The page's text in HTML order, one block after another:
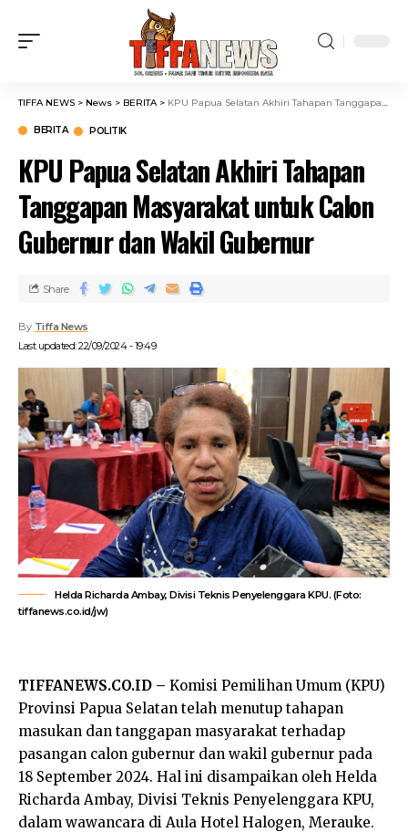
TIFFA NEWS > News > BERITA> KPU Papua Selatan Akhiri Tahapan Tanggapan Masyarakat untuk Calon Gubernur dan Wakil Gubernur
BERITA POLITIK
KPU Papua Selatan Akhiri Tahapan
Tanggapan Masyarakat untuk Calon
Gubernur dan Wakil Gubernur
Last updated: 22/09/2024 - 19:49
By Tiffa News
Share
Helda Richarda Ambay, Divisi Teknis Penyelenggara KPU. (Foto:
tiffanews.co.id/jw)
TIFFANEWS.CO.ID – Komisi Pemilihan Umum (KPU)
Provinsi Papua Selatan telah menutup tahapan
masukan dan tanggapan masyarakat terhadap
pasangan calon gubernur dan wakil gubernur pada
18 September 2024. Hal ini disampaikan oleh Helda
Richarda Ambay, Divisi Teknis Penyelenggara KPU,
dalam wawancara di Aula Hotel Halogen, Merauke.